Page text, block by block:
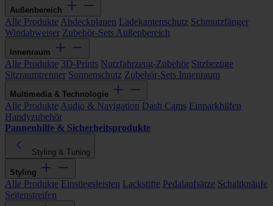
Außenbereich
Alle Produkte Abdeckplanen Ladekantenschutz Schmutzfänger
Windabweiser Zubehör-Sets Außenbereich
Innenraum
Alle Produkte 3D-Prints Nutzfahrzeug-Zubehör Sitzbezüge
Sitzraumtrenner Sonnenschutz Zubehör-Sets Innenraum
Multimedia & Technologie
Alle Produkte Audio & Navigation Dash Cams Einparkhilfen
Handyzubehör
Pannenhilfe & Sicherheitsprodukte
Styling & Tuning
Styling
Alle Produkte Einstiegsleisten Lackstifte Pedalaufsätze Schaltknäufe
Seitenstreifen